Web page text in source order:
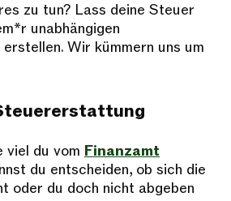
zu tun? Lass deine Steuer
unabhängigen
Wir kümmern uns um
viel du vom Finanzamt
du entscheiden, ob sich die
oder du doch nicht abgeben